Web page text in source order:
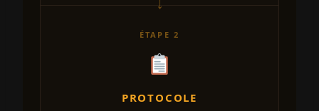
ÉTAPE 2
PROTOCOLE